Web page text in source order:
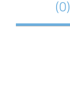
(0)